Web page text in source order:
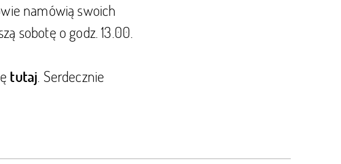
namówią swoich
sobotę o godz. 13.00.
tutaj . Serdecznie